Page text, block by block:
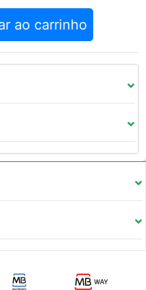
ao carrinho